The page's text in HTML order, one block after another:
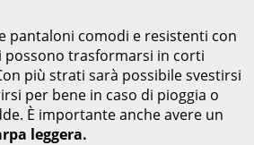
pantaloni comodi e resistenti con
possono trasformarsi in corti
più strati sarà possibile svestirsi
per bene in caso di pioggia o
È importante anche avere un
leggera.